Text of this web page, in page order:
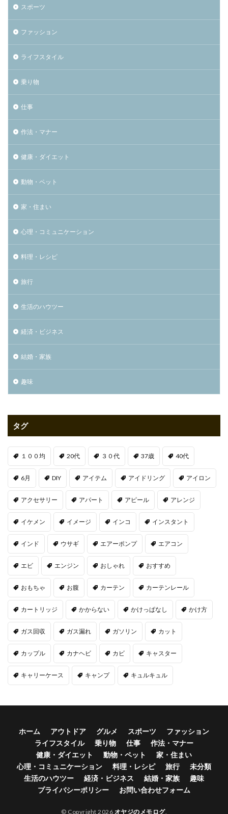
スポーツ
ファッション
ライフスタイル
乗り物
仕事
作法・マナー
健康・ダイエット
動物・ペット
家・住まい
心理・コミュニケーション
料理・レシピ
旅行
生活のハウツー
経済・ビジネス
結婚・家族
趣味
タグ
１００均 20代 ３０代 37歳 40代
6月 DIY アイテム アイドリング アイロン
アクセサリー アパート アピール アレンジ
イケメン イメージ インコ インスタント
インド ウサギ エアーポンプ エアコン
エビ エンジン おしゃれ おすすめ
おもちゃ お腹 カーテン カーテンレール
カートリッジ かからない かけっぱなし かけ方
ガス回収 ガス漏れ ガソリン カット
カップル カナヘビ カビ キャスター
キャリーケース キャンプ キュルキュル
ホーム アウトドア グルメ スポーツ
ファッション
ライフスタイル
乗り物 仕事
作法・マナー
健康・ダイエット
動物・ペット
家・住まい
心理・コミュニケーション
料理・レシピ 旅行
未分類
生活のハウツー
経済・ビジネス 結婚・家族
趣味
プライバシーポリシー
お問い合わせフォーム
© Copyright 2026 オヤジのメモログ.